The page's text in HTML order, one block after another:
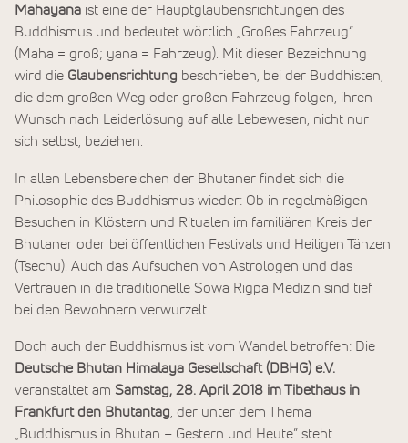
Mahayana ist eine der Hauptglaubensrichtungen des
Buddhismus und bedeutet wörtlich „Großes Fahrzeug“
(Maha = groß; yana = Fahrzeug). Mit dieser Bezeichnung
wird die Glaubensrichtung beschrieben, bei der Buddhisten,
die dem großen Weg oder großen Fahrzeug folgen, ihren
Wunsch nach Leiderlösung auf alle Lebewesen, nicht nur
sich selbst, beziehen.
In allen Lebensbereichen der Bhutaner findet sich die
Philosophie des Buddhismus wieder: Ob in regelmäßigen
Besuchen in Klöstern und Ritualen im familiären Kreis der
Bhutaner oder bei öffentlichen Festivals und Heiligen Tänzen
(Tsechu). Auch das Aufsuchen von Astrologen und das
Vertrauen in die traditionelle Sowa Rigpa Medizin sind tief
bei den Bewohnern verwurzelt.
Doch auch der Buddhismus ist vom Wandel betroffen: Die
Deutsche Bhutan Himalaya Gesellschaft (DBHG) e.V.
veranstaltet am Samstag, 28. April 2018 im Tibethaus in
Frankfurt den Bhutantag , der unter dem Thema
„Buddhismus in Bhutan – Gestern und Heute” steht.